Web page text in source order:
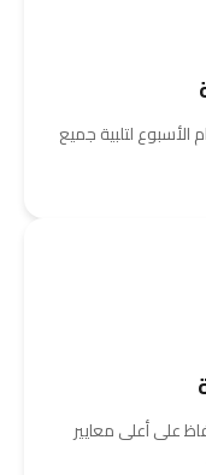
لتلبية جميع
على أعلى معايير